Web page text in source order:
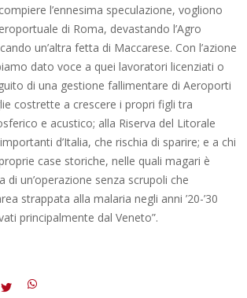
l’ennesima speculazione, vogliono
di Roma, devastando l’Agro
un’altra fetta di Maccarese. Con l’azione
dato voce a quei lavoratori licenziati o
di una gestione fallimentare di Aeroporti
costrette a crescere i propri figli tra
e acustico; alla Riserva del Litorale
d’Italia, che rischia di sparire; e a chi
case storiche, nelle quali magari è
di un’operazione senza scrupoli che
strappata alla malaria negli anni ’20-’30
principalmente dal Veneto”.